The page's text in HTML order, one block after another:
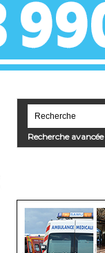
Recherche avancée